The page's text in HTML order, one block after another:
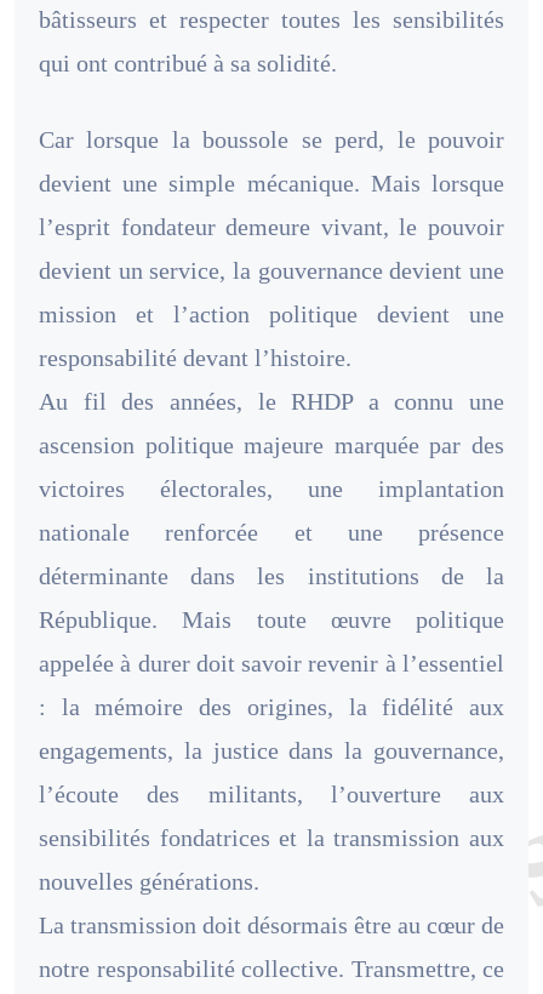
bâtisseurs et respecter toutes les sensibilités
qui ont contribué à sa solidité.
Car lorsque la boussole se perd, le pouvoir
devient une simple mécanique. Mais lorsque
l’esprit fondateur demeure vivant, le pouvoir
devient un service, la gouvernance devient une
mission et l’action politique devient une
responsabilité devant l’histoire.
Au fil des années, le RHDP a connu une
ascension politique majeure marquée par des
victoires électorales, une implantation
nationale renforcée et une présence
déterminante dans les institutions de la
République. Mais toute œuvre politique
appelée à durer doit savoir revenir à l’essentiel
: la mémoire des origines, la fidélité aux
engagements, la justice dans la gouvernance,
l’écoute des militants, l’ouverture aux
sensibilités fondatrices et la transmission aux
nouvelles générations.
La transmission doit désormais être au cœur de
notre responsabilité collective. Transmettre, ce